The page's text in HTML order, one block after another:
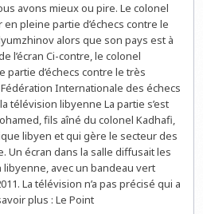
JOUE
AUX
ÉCHECS
À
LA
TÉLÉVISION
LIBYENNE
avons mieux ou pire. Le colonel
pleine partie d’échecs contre le
alors que son pays est à
l’écran Ci-contre, le colonel
partie d’échecs contre le très
Internationale des échecs
télévision libyenne La partie s’est
fils aîné du colonel Kadhafi,
libyen et qui gère le secteur des
Un écran dans la salle diffusait les
avec un bandeau vert
La télévision n’a pas précisé qui a
plus : Le Point